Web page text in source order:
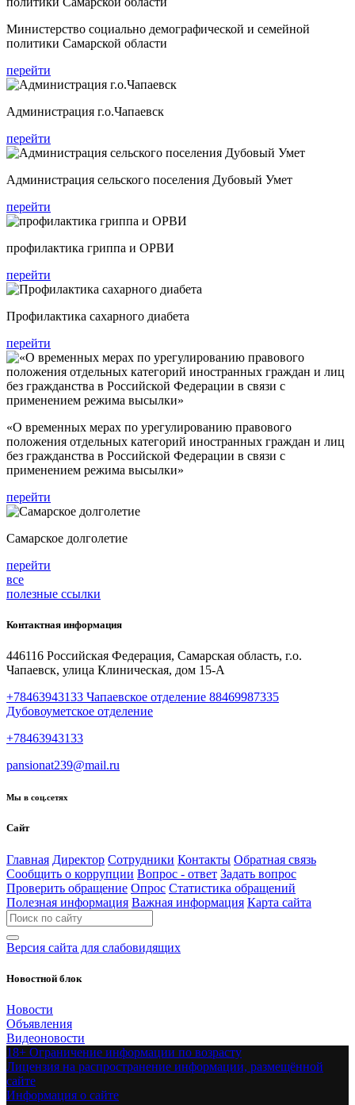
Министерство социально демографической и семейной
политики Самарской области
перейти
Администрация г.о.Чапаевск
перейти
Администрация сельского поселения Дубовый Умет
перейти
профилактика гриппа и ОРВИ
перейти
Профилактика сахарного диабета
перейти
«О временных мерах по урегулированию правового
положения отдельных категорий иностранных граждан и лиц
без гражданства в Российской Федерации в связи с
применением режима высылки»
перейти
Самарское долголетие
перейти
все
полезные ссылки
Контактная информация
446116 Российская Федерация, Самарская область, г.о.
Чапаевск, улица Клиническая, дом 15-А
+78463943133 Чапаевское отделение 88469987335
Дубовоуметское отделение
+78463943133
pansionat239@mail.ru
Мы в соц.сетях
Сайт
Главная Директор Сотрудники Контакты Обратная связь
Сообщить о коррупции Вопрос - ответ Задать вопрос
Проверить обращение Опрос Статистика обращений
Полезная информация Важная информация Карта сайта
Версия сайта для слабовидящих
Новостной блок
Новости
Объявления
Видеоновости
18+ Ограничение информации по возрасту
Лицензия на распространение информации, размещённой
сайте
Информация о сайте